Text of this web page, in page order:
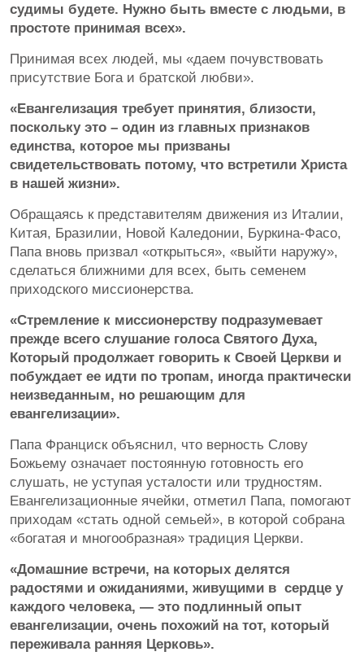
судимы будете. Нужно быть вместе с людьми, в
простоте принимая всех».
Принимая всех людей, мы «даем почувствовать
присутствие Бога и братской любви».
«Евангелизация требует принятия, близости,
поскольку это – один из главных признаков
единства, которое мы призваны
свидетельствовать потому, что встретили Христа
в нашей жизни».
Обращаясь к представителям движения из Италии,
Китая, Бразилии, Новой Каледонии, Буркина-Фасо,
Папа вновь призвал «открыться», «выйти наружу»,
сделаться ближними для всех, быть семенем
приходского миссионерства.
«Стремление к миссионерству подразумевает
прежде всего слушание голоса Святого Духа,
Который продолжает говорить к Своей Церкви и
побуждает ее идти по тропам, иногда практически
неизведанным, но решающим для
евангелизации».
Папа Франциск объяснил, что верность Слову
Божьему означает постоянную готовность его
слушать, не уступая усталости или трудностям.
Евангелизационные ячейки, отметил Папа, помогают
приходам «стать одной семьей», в которой собрана
«богатая и многообразная» традиция Церкви.
«Домашние встречи, на которых делятся
радостями и ожиданиями, живущими в сердце у
каждого человека, — это подлинный опыт
евангелизации, очень похожий на тот, который
переживала ранняя Церковь».